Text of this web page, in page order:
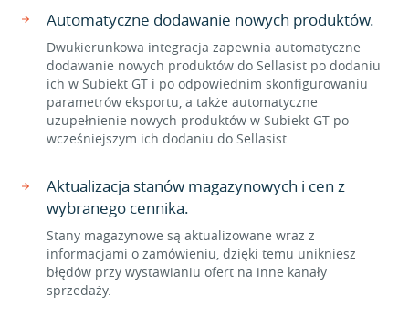
Automatyczne dodawanie nowych produktów.
Dwukierunkowa integracja zapewnia automatyczne
dodawanie nowych produktów do Sellasist po dodaniu
ich w Subiekt GT i po odpowiednim skonfigurowaniu
parametrów eksportu, a także automatyczne
uzupełnienie nowych produktów w Subiekt GT po
wcześniejszym ich dodaniu do Sellasist.
Aktualizacja stanów magazynowych i cen z
wybranego cennika.
Stany magazynowe są aktualizowane wraz z
informacjami o zamówieniu, dzięki temu unikniesz
błędów przy wystawianiu ofert na inne kanały
sprzedaży.